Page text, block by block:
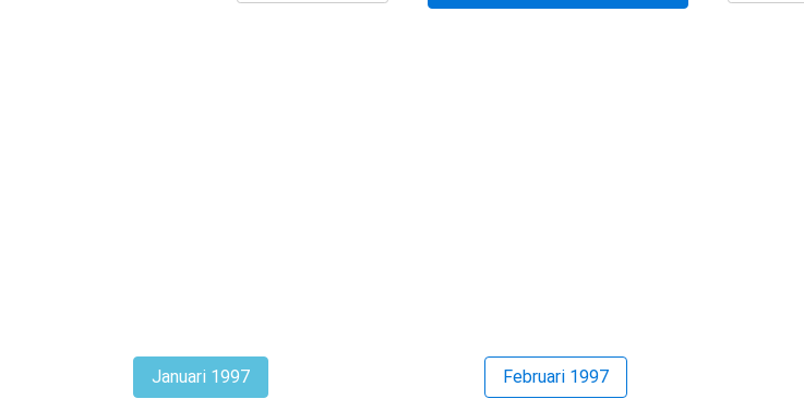
Januari 1997 Februari 1997